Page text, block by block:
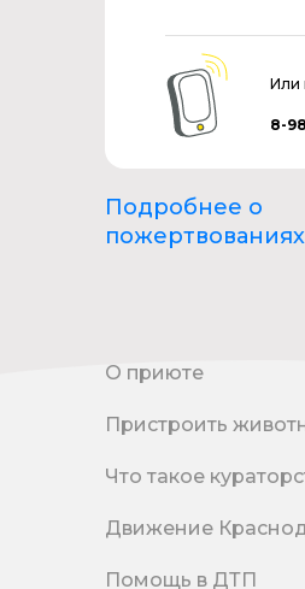
Или
8-
Подробнее о
пожертвованиях
О приюте
Пристроить
Что такое
Движение
Помощь в ДТП